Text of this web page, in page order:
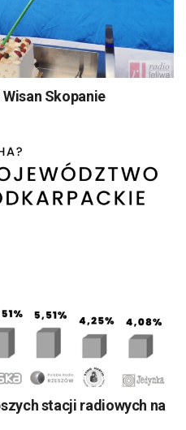
Skopanie
stacji radiowych na